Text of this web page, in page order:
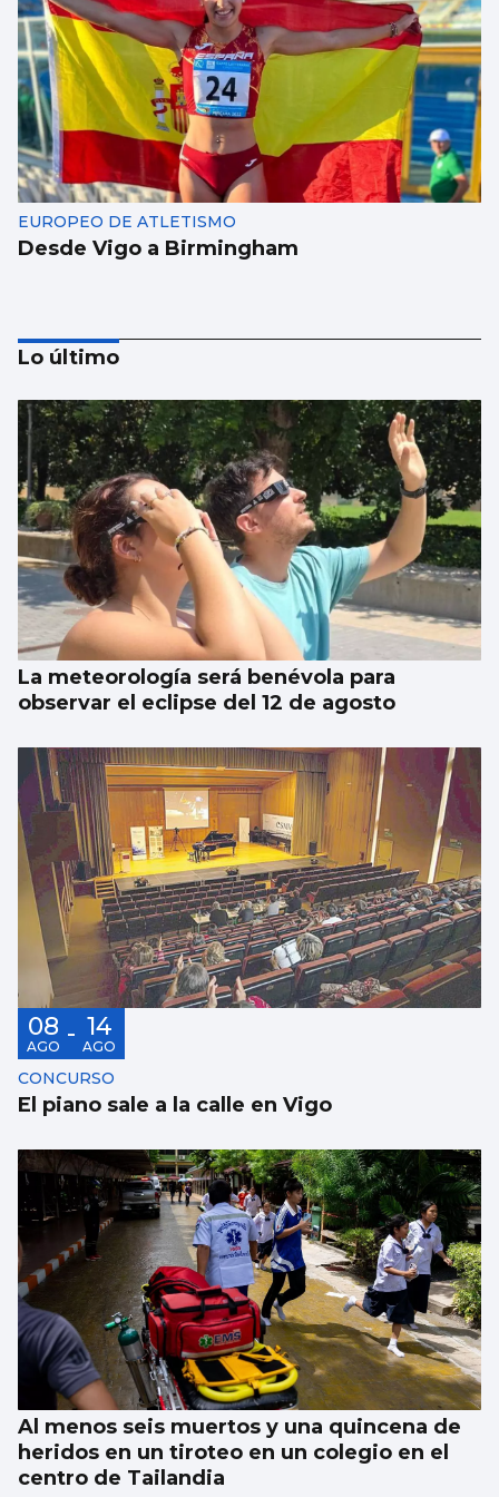
EUROPEO DE ATLETISMO
Desde Vigo a Birmingham
BALONCESTO
Sandra Martínez guía a España a
semifinales
Lo último
La meteorología será benévola para
observar el eclipse del 12 de agosto
08
AGO - 14
AGO
CONCURSO
El piano sale a la calle en Vigo
Al menos seis muertos y una quincena de
heridos en un tiroteo en un colegio en el
centro de Tailandia